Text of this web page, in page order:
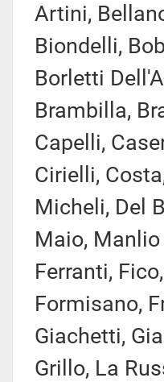
Artini,
Biondelli,
Borletti
Brambilla,
Capelli,
Cirielli,
Micheli, Del
Maio, Manlio
Ferranti,
Formisano,
Giachetti,
Grillo, La